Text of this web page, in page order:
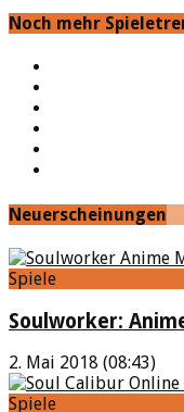
Noch mehr
Neuerscheinungen
Spiele
Soulworker:
2. Mai 2018 (08:43)
Spiele